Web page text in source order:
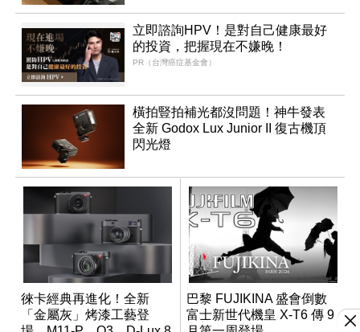
立即諮詢HPV！是對自己健康最好
的投資，把握現在不嫌晚！
PR（台灣癌症基金會）
橫拍豎拍補光都沒問題！神牛發表
全新 Godox Lux Junior II 復古機頂
閃光燈
徠卡經典再進化！全新
「金屬灰」烤漆工藝登
巴黎 FUJIKINA 盛會倒數
富士新世代機皇 X-T6 傳 9